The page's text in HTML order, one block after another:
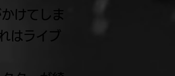
けてしま
はライブ